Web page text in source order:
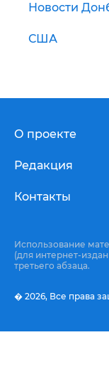
Новости
США
О проекте
Редакция
Контакты
Использование
(для интернет-
третьего абзаца.
� 2026, Все права